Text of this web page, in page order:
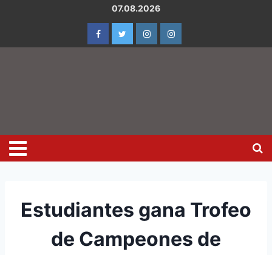
07.08.2026
Estudiantes gana Trofeo
de Campeones de